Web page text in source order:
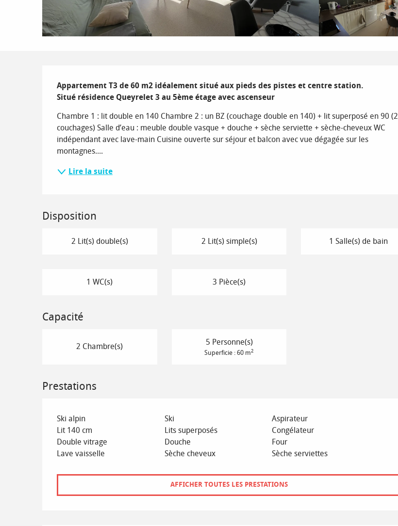
Appartement T3 de 60 m2 idéalement situé aux pieds des pistes et centre station.
Situé résidence Queyrelet 3 au 5ème étage avec ascenseur
Chambre 1 : lit double en 140 Chambre 2 : un BZ (couchage double en 140) + lit superposé en 90 (2
couchages) Salle d’eau : meuble double vasque + douche + sèche serviette + sèche-cheveux WC
indépendant avec lave-main Cuisine ouverte sur séjour et balcon avec vue dégagée sur les
montagnes....
Lire la suite
Disposition
2 Lit(s) double(s) 2 Lit(s) simple(s) 1 Salle(s) de bain
1 WC(s) 3 Pièce(s)
Capacité
2 Chambre(s) 5 Personne(s)
Superficie : 60 m2
Prestations
Ski alpin Ski
Aspirateur
Lit 140 cm
Lits superposés
Congélateur
Double vitrage
Douche
Four
Lave vaisselle
Sèche cheveux Sèche serviettes
AFFICHER TOUTES LES PRESTATIONS